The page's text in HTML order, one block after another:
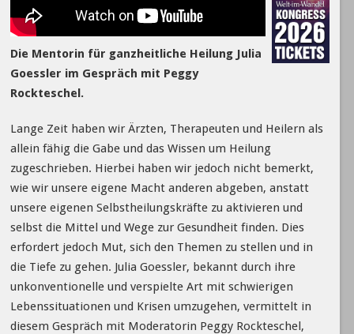
Die Mentorin für ganzheitliche Heilung Julia
Goessler im Gespräch mit Peggy
Rockteschel.
Lange Zeit haben wir Ärzten, Therapeuten und Heilern als
allein fähig die Gabe und das Wissen um Heilung
zugeschrieben. Hierbei haben wir jedoch nicht bemerkt,
wie wir unsere eigene Macht anderen abgeben, anstatt
unsere eigenen Selbstheilungskräfte zu aktivieren und
selbst die Mittel und Wege zur Gesundheit finden. Dies
erfordert jedoch Mut, sich den Themen zu stellen und in
die Tiefe zu gehen. Julia Goessler, bekannt durch ihre
unkonventionelle und verspielte Art mit schwierigen
Lebenssituationen und Krisen umzugehen, vermittelt in
diesem Gespräch mit Moderatorin Peggy Rockteschel,